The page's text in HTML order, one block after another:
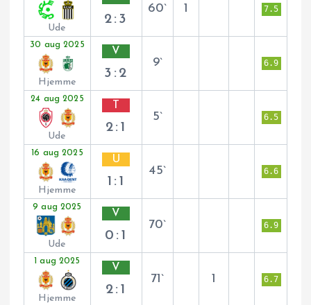
Ude
2:3
60` 1 7.5
30 aug 2025
Hjemme
V
3:2
9` 6.9
24 aug 2025
Ude
2:1
5` 6.5
16 aug 2025
Hjemme
U
1:1
45` 6.6
9 aug 2025
Ude
V
0:1
70` 6.9
1 aug 2025
Hjemme
V
2:1
71` 1 6.7